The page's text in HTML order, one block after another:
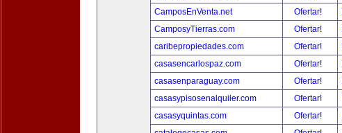
CamposEnVenta.net
Ofertar!
CamposyTierras.com
Ofertar!
caribepropiedades.com
Ofertar!
casasencarlospaz.com
Ofertar!
casasenparaguay.com
Ofertar!
casasypisosenalquiler.com
Ofertar!
casasyquintas.com
Ofertar!